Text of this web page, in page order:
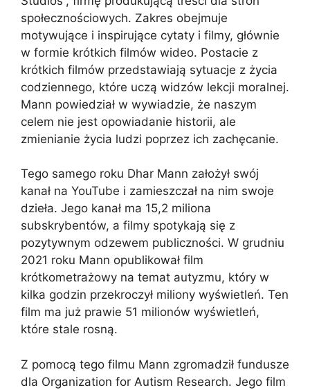
społecznościowych. Zakres obejmuje
motywujące i inspirujące cytaty i filmy, głównie
w formie krótkich filmów wideo. Postacie z
krótkich filmów przedstawiają sytuacje z życia
codziennego, które uczą widzów lekcji moralnej.
Mann powiedział w wywiadzie, że naszym
celem nie jest opowiadanie historii, ale
zmienianie życia ludzi poprzez ich zachęcanie.
Tego samego roku Dhar Mann założył swój
kanał na YouTube i zamieszczał na nim swoje
dzieła. Jego kanał ma 15,2 miliona
subskrybentów, a filmy spotykają się z
pozytywnym odzewem publiczności. W grudniu
2021 roku Mann opublikował film
krótkometrażowy na temat autyzmu, który w
kilka godzin przekroczył miliony wyświetleń. Ten
film ma już prawie 51 milionów wyświetleń,
które stale rosną.
Z pomocą tego filmu Mann zgromadził fundusze
dla Organization for Autism Research. Jego film